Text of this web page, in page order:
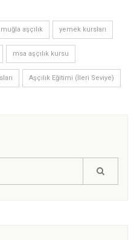
muğla aşçılık yemek kursları
msa aşçılık kursu
Aşçılık Eğitimi (İleri Seviye)